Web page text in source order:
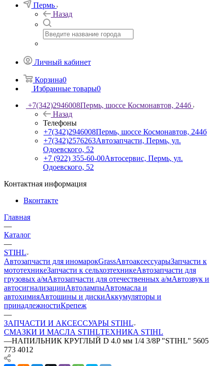
Пермь
Назад
Личный кабинет
Корзина0
Избранные товары0
+7(342)2946008Пермь, шоссе Космонавтов, 244б
Назад
Телефоны
+7(342)2946008Пермь, шоссе Космонавтов, 244б
+7(342)2576263Автозапчасти, Пермь, ул.
Одоевского, 52
+7 (922) 355-60-00Автосервис, Пермь, ул.
Одоевского, 52
Контактная информация
Вконтакте
Главная
—
Каталог
—
STIHL
Автозапчасти для иномарокGrassАвтоаксессуарыЗапчасти к
мототехникеЗапчасти к сельхозтехникеАвтозапчасти для
грузовых а/мАвтозапчасти для отечественных а/мАвтозвук и
автосигнализацииАвтолампыАвтомасла и
автохимияАвтошины и дискиАккумуляторы и
принадлежностиКрепеж
—
ЗАПЧАСТИ И АКСЕССУАРЫ STIHL
СМАЗКИ И МАСЛА STIHLТЕХНИКА STIHL
—НАПИЛЬНИК КРУГЛЫЙ D 4.0 мм 1/4 3/8P "STIHL" 5605
773 4012